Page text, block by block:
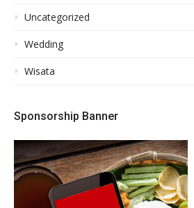
Uncategorized
Wedding
Wisata
Sponsorship Banner